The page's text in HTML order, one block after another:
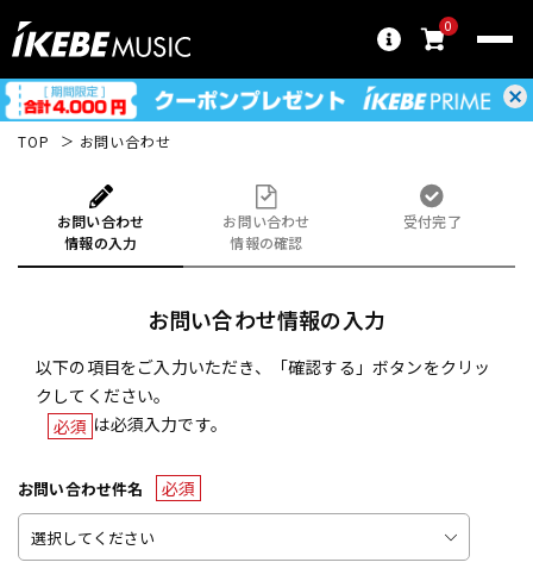
0
TOP お問い合わせ
お問い合わせ
情報の入力
お問い合わせ
情報の確認
受付完了
お問い合わせ情報の入力
以下の項目をご入力いただき、「確認する」ボタンをクリッ
クしてください。
必須 は必須入力です。
お問い合わせ件名 必須